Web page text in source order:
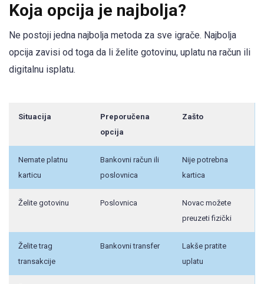
Koja opcija je najbolja?
Ne postoji jedna najbolja metoda za sve igrače. Najbolja
opcija zavisi od toga da li želite gotovinu, uplatu na račun ili
digitalnu isplatu.
Situacija
Preporučena
opcija
Zašto
Nemate platnu
karticu
Bankovni račun ili
poslovnica
Nije potrebna
kartica
Želite gotovinu Poslovnica
Novac možete
preuzeti fizički
Želite trag
transakcije
Bankovni transfer
Lakše pratite
uplatu